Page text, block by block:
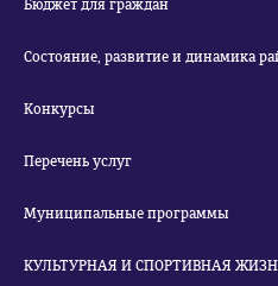
Бюджет для граждан
Состояние, развитие и динамика
Конкурсы
Перечень услуг
Муниципальные программы
КУЛЬТУРНАЯ И СПОРТИВНАЯ